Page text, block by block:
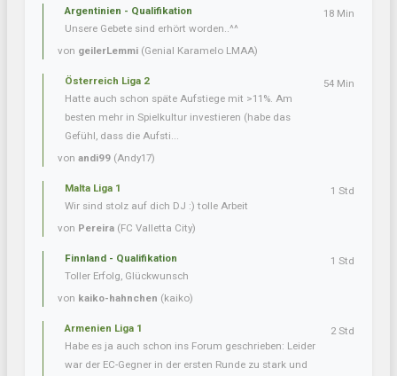
Argentinien - Qualifikation
Unsere Gebete sind erhört worden..^^
von geilerLemmi (Genial Karamelo LMAA)
18 Min
Österreich Liga 2
Hatte auch schon späte Aufstiege mit >11%. Am
besten mehr in Spielkultur investieren (habe das
Gefühl, dass die Aufsti...
von andi99 (Andy17)
54 Min
Malta Liga 1
Wir sind stolz auf dich DJ :) tolle Arbeit
von Pereira (FC Valletta City)
1 Std
Finnland - Qualifikation
Toller Erfolg, Glückwunsch
von kaiko-hahnchen (kaiko)
1 Std
Armenien Liga 1
Habe es ja auch schon ins Forum geschrieben: Leider
war der EC-Gegner in der ersten Runde zu stark und
2 Std